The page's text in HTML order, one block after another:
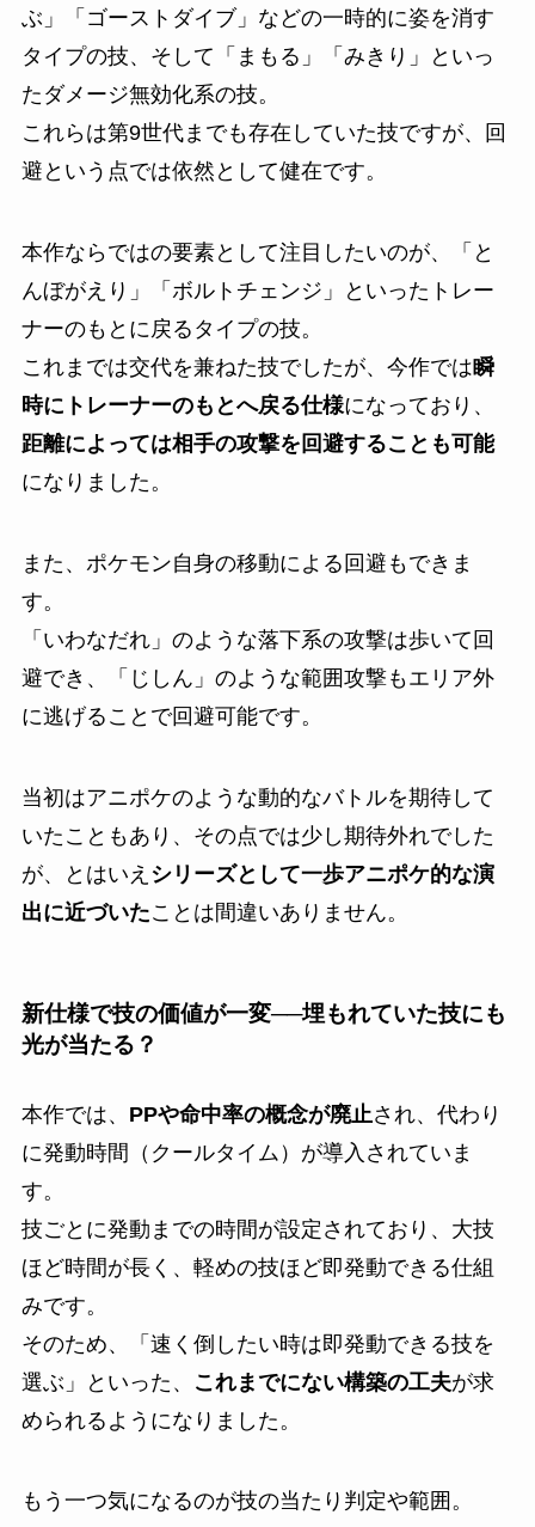
ぶ」「ゴーストダイブ」などの一時的に姿を消す
タイプの技、そして「まもる」「みきり」といっ
たダメージ無効化系の技。
これらは第9世代までも存在していた技ですが、回
避という点では依然として健在です。
本作ならではの要素として注目したいのが、「と
んぼがえり」「ボルトチェンジ」といったトレー
ナーのもとに戻るタイプの技。
これまでは交代を兼ねた技でしたが、今作では瞬
時にトレーナーのもとへ戻る仕様になっており、
距離によっては相手の攻撃を回避することも可能
になりました。
また、ポケモン自身の移動による回避もできま
す。
「いわなだれ」のような落下系の攻撃は歩いて回
避でき、「じしん」のような範囲攻撃もエリア外
に逃げることで回避可能です。
当初はアニポケのような動的なバトルを期待して
いたこともあり、その点では少し期待外れでした
が、とはいえ シリーズとして一歩アニポケ的な演
出に近づいたことは間違いありません。
新仕様で技の価値が一変──埋もれていた技にも
光が当たる？
本作では、 PPや命中率の概念が廃止され、代わり
に発動時間（クールタイム）が導入されていま
す。
技ごとに発動までの時間が設定されており、大技
ほど時間が長く、軽めの技ほど即発動できる仕組
みです。
そのため、「速く倒したい時は即発動できる技を
選ぶ」といった、
これまでにない構築の工夫が求
められるようになりました。
もう一つ気になるのが技の当たり判定や範囲。